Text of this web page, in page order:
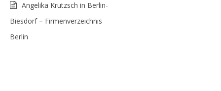
Angelika Krutzsch in Berlin-
Biesdorf – Firmenverzeichnis
Berlin